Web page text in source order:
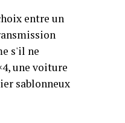
entre un
s'il ne
une voiture
sablonneux